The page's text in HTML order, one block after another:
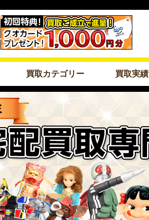
買取カテゴリー 買取実績